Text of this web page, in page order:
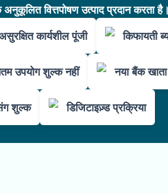
वित्तपोषण उत्पाद प्रदान करता है।
कार्यशील पूंजी किफायती
उपयोग शुल्क नहीं नया बैंक
शुल्क डिजिटाइज़्ड प्रक्रिया